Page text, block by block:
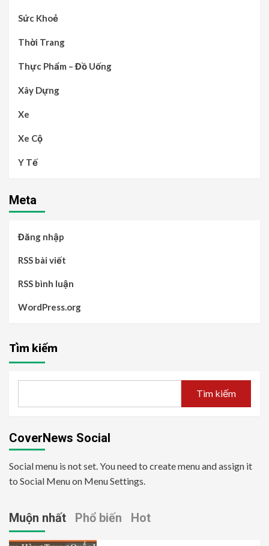
Sức Khoẻ
Thời Trang
Thực Phẩm – Đồ Uống
Xây Dựng
Xe
Xe Cộ
Y Tế
Meta
Đăng nhập
RSS bài viết
RSS bình luận
WordPress.org
Tìm kiếm
Tìm kiếm
CoverNews Social
Social menu is not set. You need to create menu and assign it
to Social Menu on Menu Settings.
Muộn nhất Phổ biến Hot